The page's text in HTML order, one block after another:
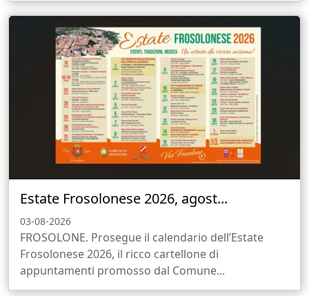
Estate Frosolonese 2026, agost...
03-08-2026
FROSOLONE. Prosegue il calendario dell’Estate
Frosolonese 2026, il ricco cartellone di
appuntamenti promosso dal Comune...